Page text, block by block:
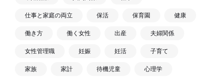
仕事と家庭の両立 保活 保育園 健康
働き方 働く女性 出産 夫婦関係
女性管理職 妊娠 妊活 子育て
家族 家計 待機児童 心理学